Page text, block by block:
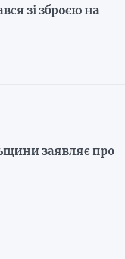
зі зброєю на
заявляє про